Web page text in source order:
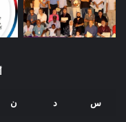
س د ن